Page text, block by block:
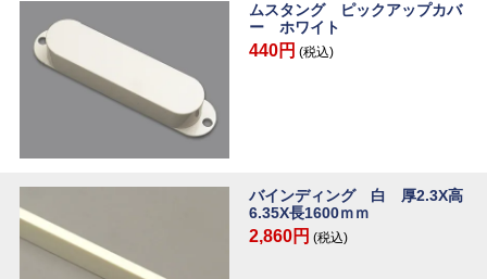
ムスタング ピックアップカバ
ー ホワイト
440円 (税込)
バインディング 白 厚2.3X高
6.35X長1600ｍｍ
2,860円 (税込)